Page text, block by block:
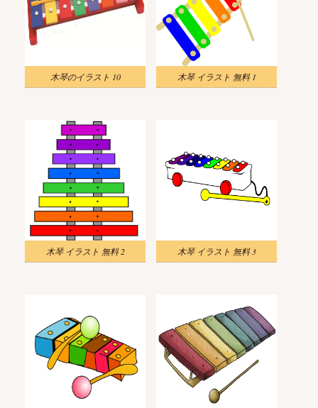
木琴のイラスト 10 木琴 イラスト 無料 1
木琴 イラスト 無料 2 木琴 イラスト 無料 3